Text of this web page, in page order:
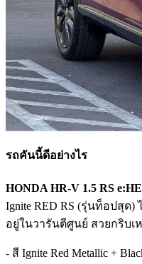
รถคันนี้ดีอย่างไร
HONDA HR-V 1.5 RS
Ignite RED RS (รุ่นท็อปสุด
อยู่ในวารันตีศูนย์ สวยกริบเ
- สี Ignite Red Metallic +